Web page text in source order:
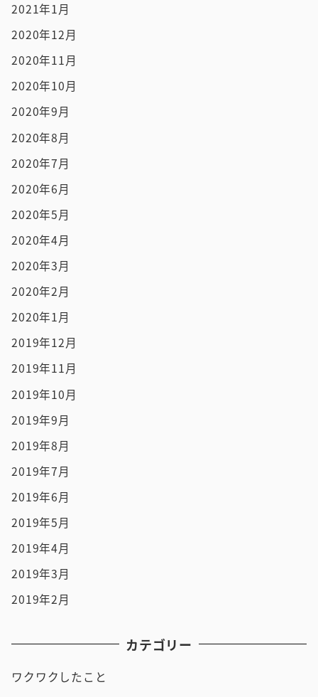
2021年1月
2020年12月
2020年11月
2020年10月
2020年9月
2020年8月
2020年7月
2020年6月
2020年5月
2020年4月
2020年3月
2020年2月
2020年1月
2019年12月
2019年11月
2019年10月
2019年9月
2019年8月
2019年7月
2019年6月
2019年5月
2019年4月
2019年3月
2019年2月
カテゴリー
ワクワクしたこと